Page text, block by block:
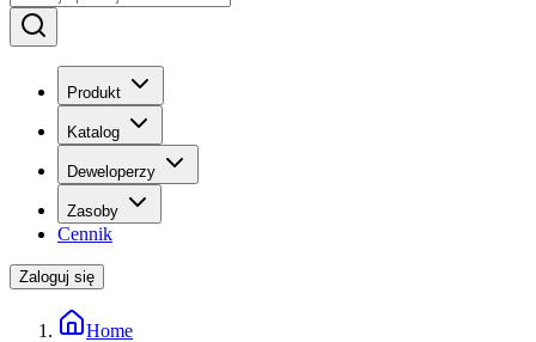
Produkt
Katalog
Deweloperzy
Zasoby
Cennik
Zaloguj się
Home